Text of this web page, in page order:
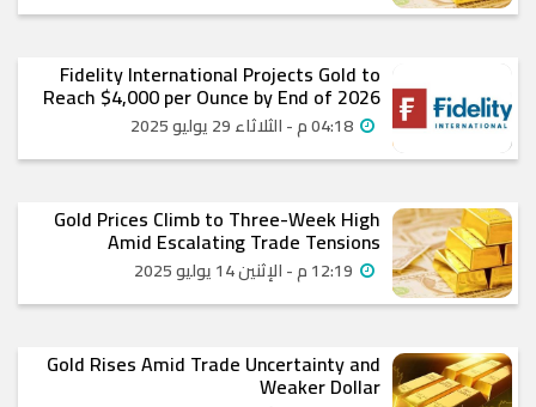
Fidelity International Projects Gold to
Reach $4,000 per Ounce by End of 2026
Gold Prices Climb to Three-Week High
Amid Escalating Trade Tensions
Gold Rises Amid Trade Uncertainty and
Weaker Dollar